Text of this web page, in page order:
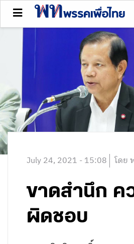
July 24, 2021 - 15:08 โดย
ขาดสำนึก ค
ผิดชอบ